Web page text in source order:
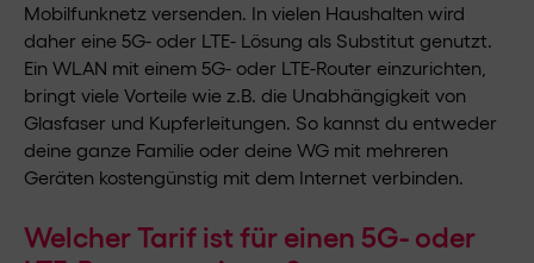
Mobilfunknetz versenden. In vielen Haushalten wird
daher eine 5G- oder LTE- Lösung als Substitut genutzt.
Ein WLAN mit einem 5G- oder LTE-Router einzurichten,
bringt viele Vorteile wie z.B. die Unabhängigkeit von
Glasfaser und Kupferleitungen. So kannst du entweder
deine ganze Familie oder deine WG mit mehreren
Geräten kostengünstig mit dem Internet verbinden.
Welcher Tarif ist für einen 5G- oder